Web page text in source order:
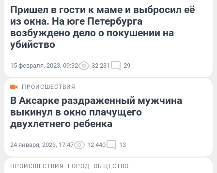
Пришел в гости к маме и выбросил её
из окна. На юге Петербурга
возбуждено дело о покушении на
убийство
15 февраля, 2023, 09:32 32 231 29
ПРОИСШЕСТВИЯ
В Аксарке раздраженный мужчина
выкинул в окно плачущего
двухлетнего ребенка
24 января, 2023, 17:47 12 440 13
ПРОИСШЕСТВИЯ ГОРОД ОБЩЕСТВО